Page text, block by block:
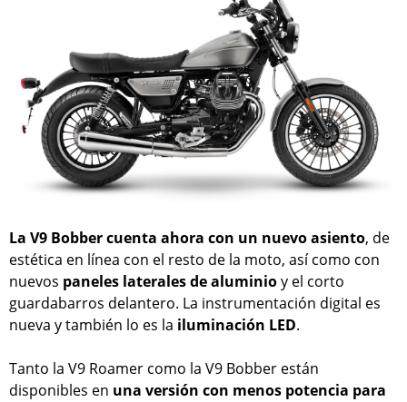
La V9 Bobber cuenta ahora con un nuevo asiento, de
estética en línea con el resto de la moto, así como con
nuevos paneles laterales de aluminioy el corto
guardabarros delantero. La instrumentación digital es
nueva y también lo es la iluminación LED.
Tanto la V9 Roamer como la V9 Bobber están
disponibles en una versión con menos potencia para